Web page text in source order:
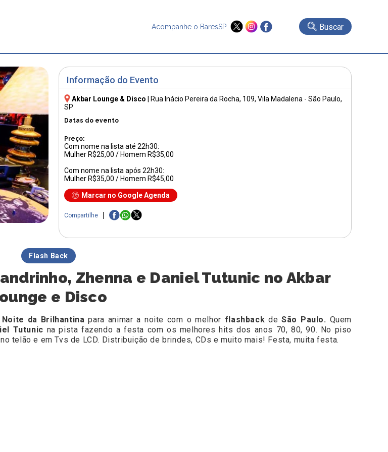
Acompanhe o BaresSP Buscar
Informação do Evento
Akbar Lounge & Disco Rua Inácio Pereira da Rocha, 109, Vila Madalena - São Paulo,
SP
Datas do evento
Preço:
Com nome na lista até 22h30:
Mulher R$25,00 / Homem R$35,00
Com nome na lista após 22h30:
Mulher R$35,00 / Homem R$45,00
Marcar no Google Agenda
Compartilhe
Flash Back
Zhenna e Daniel Tutunic no Akbar
e Disco
Noite da Brilhantina para animar a noite com o melhor flashback deSão Paulo. Quem
Tutunic na pista fazendo a festa com os melhores hits dos anos 70, 80, 90. No piso
telão e em Tvs de LCD. Distribuição de brindes, CDs e muito mais! Festa, muita festa.